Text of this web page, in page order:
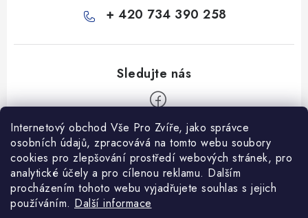
Internetový obchod Vše Pro Zvíře, jako správce
osobních údajů, zpracovává na tomto webu soubory
cookies pro zlepšování prostředí webových stránek, pro
analytické účely a pro cílenou reklamu. Dalším
procházením tohoto webu vyjadřujete souhlas s jejich
používáním. Další informace
+ 420 734 390 258
Informace pro Vás
Ceník dopravy